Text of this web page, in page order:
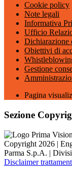
Cookie policy
Note legali
Informativa
Ufficio
Dichiarazione
Obiettivi di
Gestione
Pagina
Sezione
Copyright 2026 |
Parma S.p.A. |
Disclaimer